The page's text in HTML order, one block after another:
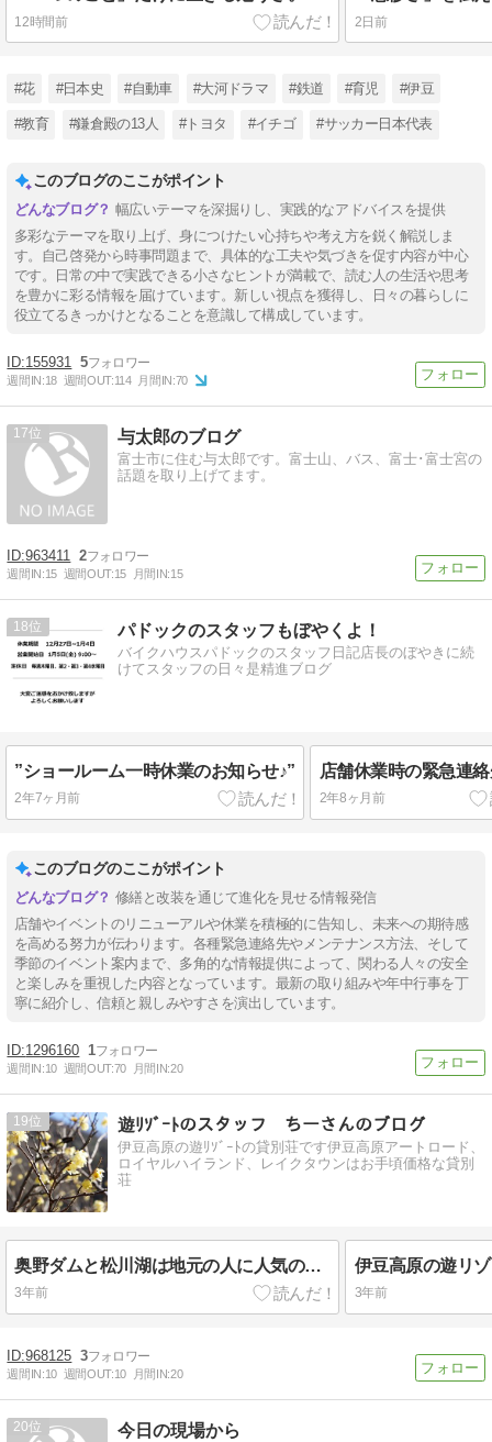
12時間前 2日前
#花 #日本史 #自動車 #大河ドラマ #鉄道 #育児 #伊豆
#教育 #鎌倉殿の13人 #トヨタ #イチゴ #サッカー日本代表
このブログのここがポイント
幅広いテーマを深掘りし、実践的なアドバイスを提供
多彩なテーマを取り上げ、身につけたい心持ちや考え方を鋭く解説しま
す。自己啓発から時事問題まで、具体的な工夫や気づきを促す内容が中心
です。日常の中で実践できる小さなヒントが満載で、読む人の生活や思考
を豊かに彩る情報を届けています。新しい視点を獲得し、日々の暮らしに
役立てるきっかけとなることを意識して構成しています。
155931 5
週間IN:18 週間OUT:114 月間IN:70
17 与太郎のブログ
富士市に住む与太郎です。富士山、バス、富士･富士宮の
話題を取り上げてます。
963411 2
週間IN:15 週間OUT:15 月間IN:15
18 パドックのスタッフもぼやくよ！
バイクハウスパドックのスタッフ日記店長のぼやきに続
けてスタッフの日々是精進ブログ
”ショールーム一時休業のお知らせ♪”
2年7ヶ月前
店舗休業時の緊急連
2年8ヶ月前
このブログのここがポイント
修繕と改装を通じて進化を見せる情報発信
店舗やイベントのリニューアルや休業を積極的に告知し、未来への期待感
を高める努力が伝わります。各種緊急連絡先やメンテナンス方法、そして
季節のイベント案内まで、多角的な情報提供によって、関わる人々の安全
と楽しみを重視した内容となっています。最新の取り組みや年中行事を丁
寧に紹介し、信頼と親しみやすさを演出しています。
1296160 1
週間IN:10 週間OUT:70 月間IN:20
19 遊ﾘｿﾞｰﾄのスタッフ ちーさんのブログ
伊豆高原の遊ﾘｿﾞｰﾄの貸別荘です伊豆高原アートロード、
ロイヤルハイランド、レイクタウンはお手頃価格な貸別
荘
奥野ダムと松川湖は地元の人に人気のウォーキングスポット2月蝋梅と桜の花
3年前 3年前
968125 3
週間IN:10 週間OUT:10 月間IN:20
20 今日の現場から